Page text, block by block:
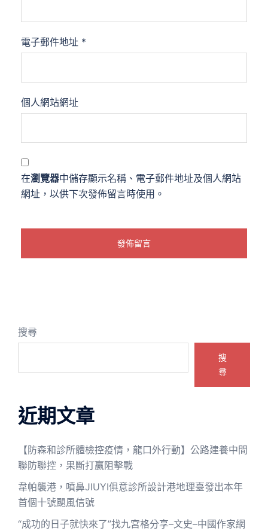
電子郵件地址 *
個人網站網址
在瀏覽器中儲存顯示名稱、電子郵件地址及個人網站
網址，以供下次發佈留言時使用。
搜尋
搜
尋
近期文章
【防森和診所體檢控疫情，龍口外行動】公路建養中間
聯防聯控，果斷打贏阻擊戰
韋帕襲港，噴鼻JIUYI俱意診所設計港地理臺發出本年
首個十號颶風信號
“成功的日子就快來了”找九宮格分享–文史–中國作家網